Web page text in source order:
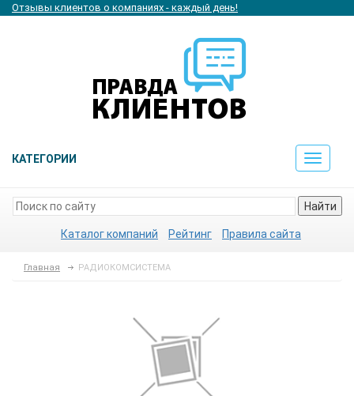
Отзывы клиентов о компаниях - каждый день!
КАТЕГОРИИ
Toggle
Найти
Каталог компаний Рейтинг Правила сайта
Главная РАДИОКОМСИСТЕМА